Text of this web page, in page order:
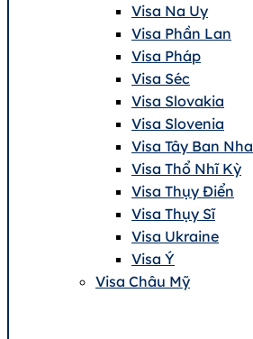
Visa Na Uy
Visa Phần Lan
Visa Pháp
Visa Séc
Visa Slovakia
Visa Slovenia
Visa Tây Ban Nha
Visa Thổ Nhĩ Kỳ
Visa Thụy Điển
Visa Thụy Sĩ
Visa Ukraine
Visa Ý
Visa Châu Mỹ